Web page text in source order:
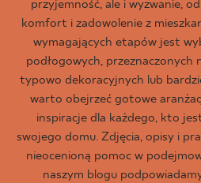
przyjemność, ale i wyzwanie,
komfort i zadowolenie z
wymagających etapów jest
podłogowych, przeznaczonych
typowo dekoracyjnych lub
warto obejrzeć gotowe
inspiracje dla każdego, kto
swojego domu. Zdjęcia, opisy i
nieocenioną pomoc w
naszym blogu